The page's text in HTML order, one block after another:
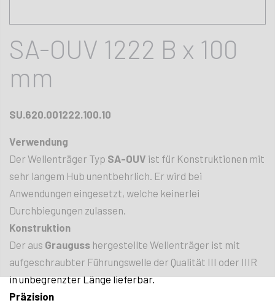
SA-OUV 1222 B x 100
mm
SU.620.001222.100.10
Verwendung
Der Wellenträger Typ SA-OUV ist für Konstruktionen mit
sehr langem Hub unentbehrlich. Er wird bei
Anwendungen eingesetzt, welche keinerlei
Durchbiegungen zulassen.
Konstruktion
Der aus Grauguss hergestellte Wellenträger ist mit
aufgeschraubter Führungswelle der Qualität III oder IIIR
in unbegrenzter Länge lieferbar.
Präzision